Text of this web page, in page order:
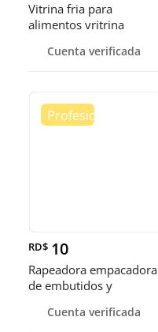
Vitrina fria para
alimentos vritrina
Cuenta verificada
RD$ 10
Rapeadora empacadora
de embutidos y
Cuenta verificada